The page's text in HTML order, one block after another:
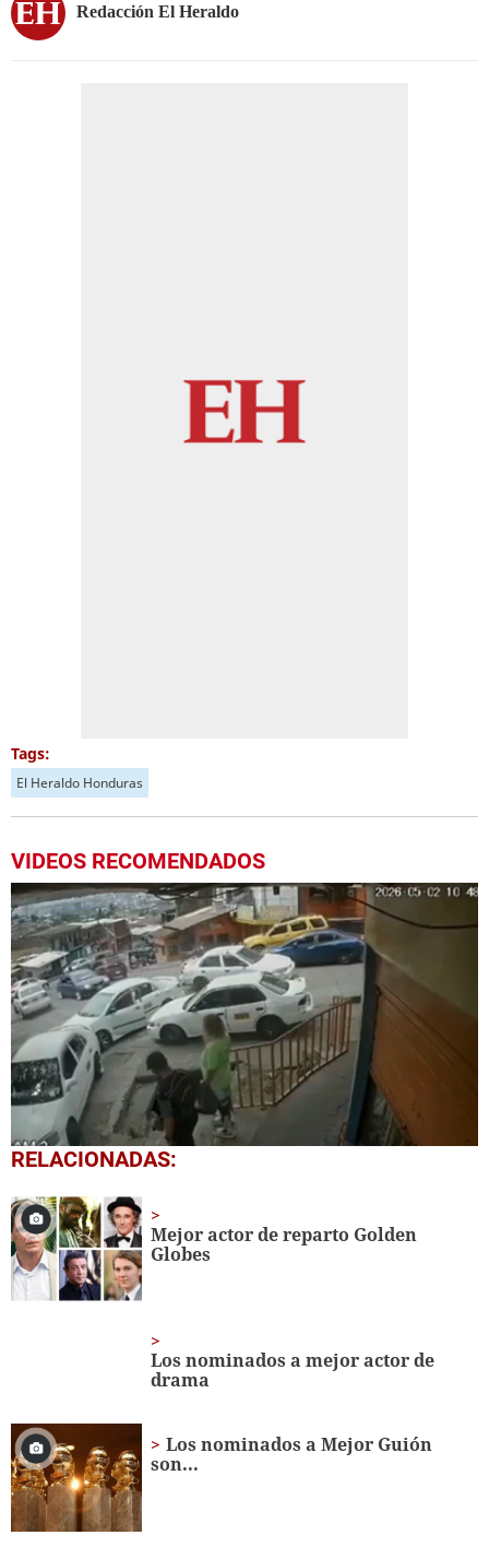
Redacción El Heraldo
Tags:
El Heraldo Honduras
VIDEOS RECOMENDADOS
0
seconds
1
minute,
11
seconds
RELACIONADAS:
Mejor actor de reparto Golden
Globes
Los nominados a mejor actor de
drama
Los nominados a Mejor Guión
son...